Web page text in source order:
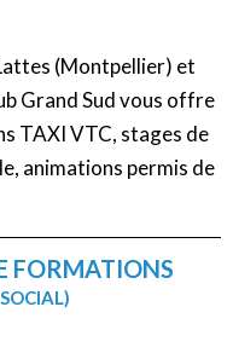
(Montpellier) et
Grand Sud vous offre
TAXI VTC, stages de
animations permis de
FORMATIONS